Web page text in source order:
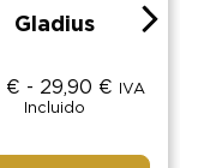
Gladius
€ - 29,90 €
IVA
Incluido